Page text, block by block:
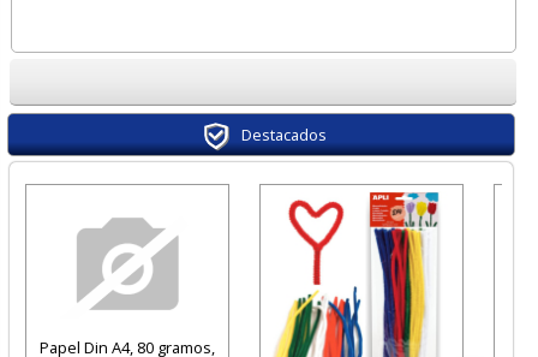
Destacados
Papel Din A4, 80 gramos,